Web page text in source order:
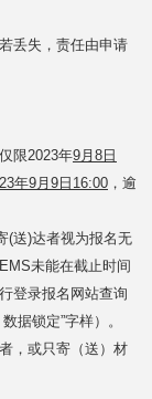
丢失，责任由申请
限2023年9月8日
年9月9日16:00 ，逾
(送)达者视为报名无
未能在截止时间
登录报名网站查询
据锁定”字样）。
，或只寄（送）材